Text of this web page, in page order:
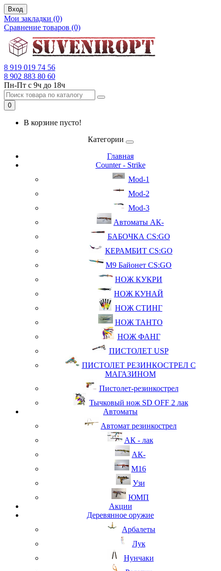
Вход
Мои закладки (0)
Сравнение товаров (0)
8 919 019 74 56
8 902 883 80 60
Пн-Пт с 9ч до 18ч
0
В корзине пусто!
Категории
Главная
Counter - Strike
Mod-1
Mod-2
Mod-3
Автоматы АК-
БАБОЧКА CS:GO
КЕРАМБИТ CS:GO
М9 Байонет CS:GO
НОЖ КУКРИ
НОЖ КУНАЙ
НОЖ СТИНГ
НОЖ ТАНТО
НОЖ ФАНГ
ПИСТОЛЕТ USP
ПИСТОЛЕТ РЕЗИНКОСТРЕЛ С
МАГАЗИНОМ
Пистолет-резинкострел
Тычковый нож SD OFF 2 лак
Автоматы
Автомат резинкострел
АК - лак
АК-
М16
Узи
ЮМП
Акции
Деревянное оружие
Арбалеты
Лук
Нунчаки